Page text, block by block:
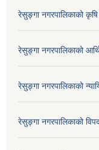
रेसुङ्गा नगरपालिकाको
रेसुङ्गा नगरपालिकाको
रेसुङ्गा नगरपालिकाको
रेसुङ्गा नगरपालिकाको